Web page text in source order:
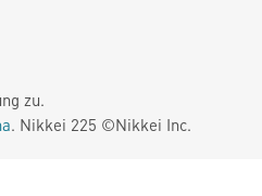
zu.
. Nikkei 225 ©Nikkei Inc.